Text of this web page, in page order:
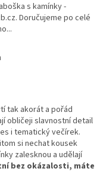
s kamínky -
Doručujeme po celé
tak akorát a pořád
obličeji slavnostní detail
i tematický večírek.
si nechat kousek
zalesknou a udělají
bez okázalosti, máte